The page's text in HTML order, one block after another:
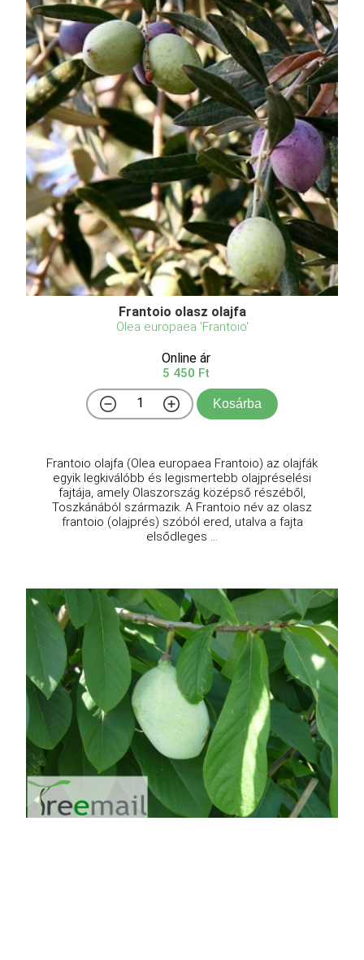
Frantoio olasz olajfa
Olea europaea 'Frantoio'
Online ár
5 450 Ft
Kosárba
Frantoio olajfa (Olea europaea Frantoio) az olajfák
egyik legkiválóbb és legismertebb olajpréselési
fajtája, amely Olaszország középső részéből,
Toszkánából származik. A Frantoio név az olasz
frantoio (olajprés) szóból ered, utalva a fajta
elsődleges ...